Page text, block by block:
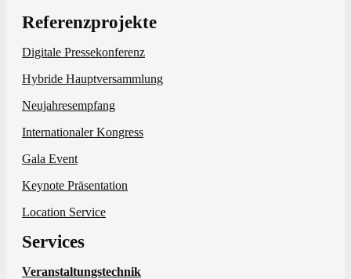
Referenzprojekte
Digitale Pressekonferenz
Hybride Hauptversammlung
Neujahresempfang
Internationaler Kongress
Gala Event
Keynote Präsentation
Location Service
Services
Veranstaltungstechnik